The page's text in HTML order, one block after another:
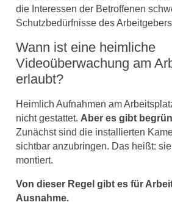
die Interessen der Betroffenen
Schutzbedürfnisse des
Wann ist eine heimliche
Videoüberwachung am
erlaubt?
Heimlich Aufnahmen am
nicht gestattet. Aber es gibt
Zunächst sind die installierten
sichtbar anzubringen. Das heißt:
montiert.
Von dieser Regel gibt es für
Ausnahme.